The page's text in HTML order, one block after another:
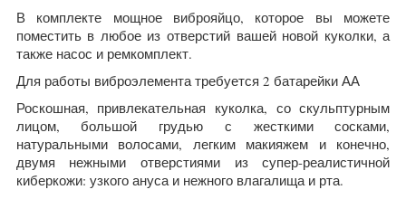
В комплекте мощное виброяйцо, которое вы можете
поместить в любое из отверстий вашей новой куколки, а
также насос и ремкомплект.
Для работы виброэлемента требуется 2 батарейки АА
Роскошная, привлекательная куколка, со скульптурным
лицом, большой грудью с жесткими сосками,
натуральными волосами, легким макияжем и конечно,
двумя нежными отверстиями из супер-реалистичной
киберкожи: узкого ануса и нежного влагалища и рта.